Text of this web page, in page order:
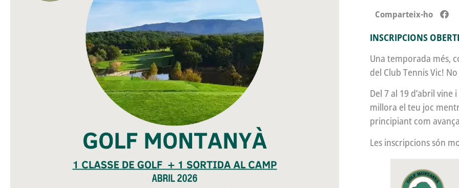
Comparteix-ho
INSCRIPCIONS
Una temporada més,
del Club Tennis Vic!
Del 7 al 19 d’abril
millora el teu joc
principiant com
Les inscripcions són